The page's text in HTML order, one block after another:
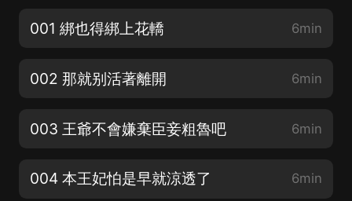
001 綁也得綁上花轎 6min
002 那就别活著離開 6min
003 王爺不會嫌棄臣妾粗魯吧 6min
004 本王妃怕是早就涼透了 6min